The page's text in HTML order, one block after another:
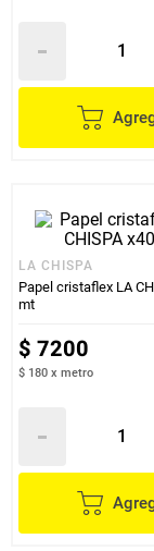
LA CHISPA
Papel cristaflex LA
mt
$ 7200
$ 180 x metro